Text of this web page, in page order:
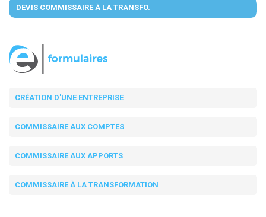
DEVIS COMMISSAIRE À LA TRANSFO.
CRÉATION D'UNE ENTREPRISE
COMMISSAIRE AUX COMPTES
COMMISSAIRE AUX APPORTS
COMMISSAIRE À LA TRANSFORMATION